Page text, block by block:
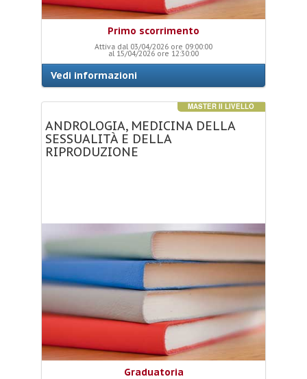
Primo scorrimento
Attiva dal 03/04/2026 ore 09:00:00
al 15/04/2026 ore 12:30:00
Vedi informazioni
MASTER II LIVELLO
ANDROLOGIA, MEDICINA DELLA
SESSUALITÀ E DELLA
RIPRODUZIONE
Graduatoria